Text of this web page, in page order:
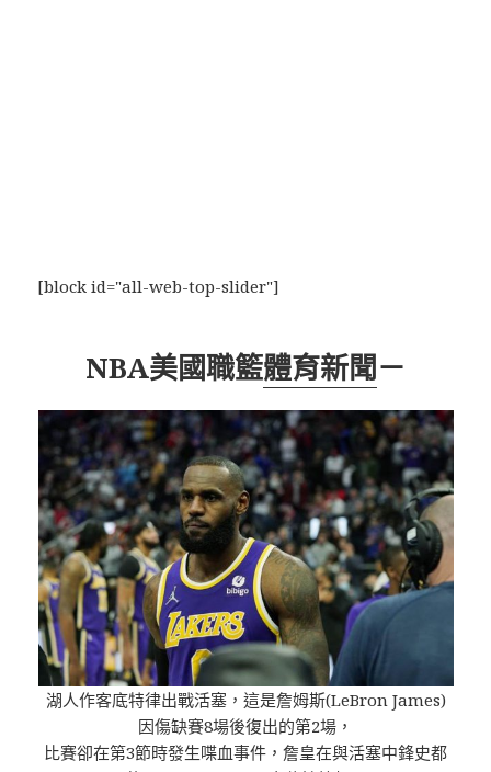
[block id="all-web-top-slider"]
NBA美國職籃體育新聞－
湖人作客底特律出戰活塞，這是詹姆斯(LeBron James)
因傷缺賽8場後復出的第2場，
比賽卻在第3節時發生喋血事件，詹皇在與活塞中鋒史都